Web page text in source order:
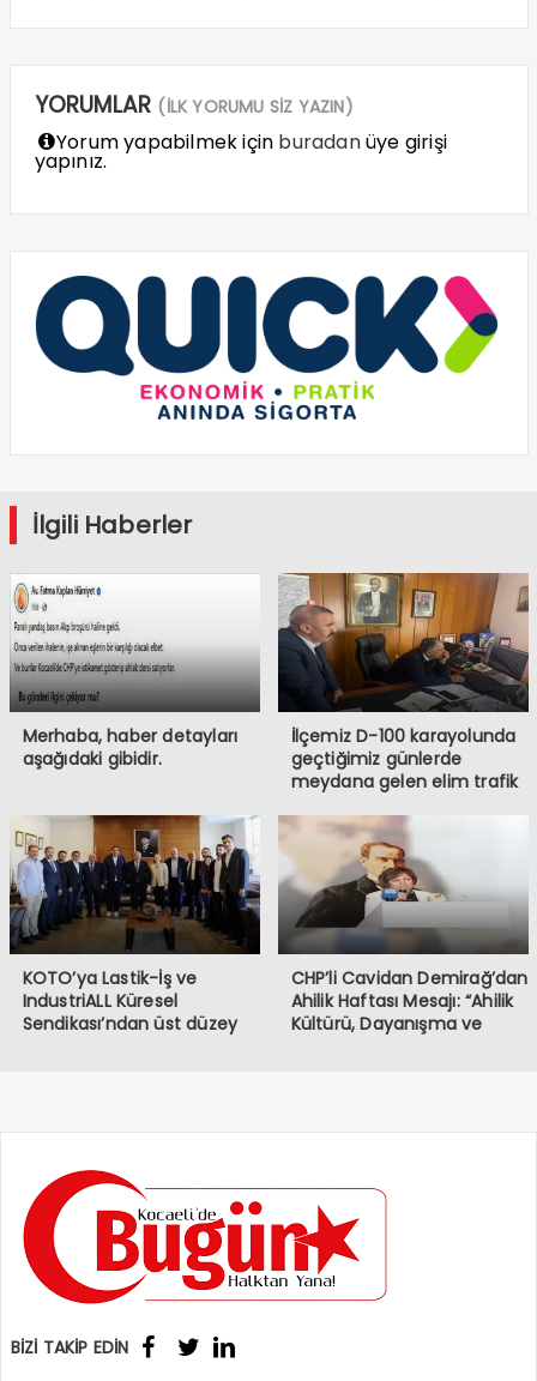
YORUMLAR (İLK YORUMU SİZ YAZIN)
Yorum yapabilmek için buradanüye girişi
yapınız.
İlgili Haberler
Merhaba, haber detayları
aşağıdaki gibidir.
İlçemiz D-100 karayolunda
geçtiğimiz günlerde
meydana gelen elim trafik
kaybetmiş bulunmaktayız.
Öncelikle hayatını
kaybeden vatandaşlarımıza
Allah’tan rahmet, ailelerine
ve sevenlerine başsağlığı
diliyorum.
KOTO’ya Lastik-İş ve
IndustriALL Küresel
Sendikası’ndan üst düzey
CHP’li Cavidan Demirağ’dan
Ahilik Haftası Mesajı: “Ahilik
Kültürü, Dayanışma ve
BİZİ TAKİP EDİN